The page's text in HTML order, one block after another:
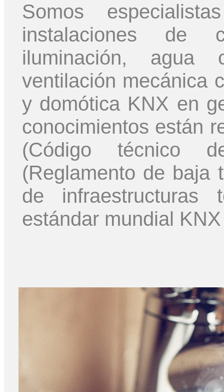
Somos
instalaciones de
iluminación, agua
ventilación mecánica
y domótica KNX en
conocimientos están
(Código técnico
(Reglamento de baja
de infraestructuras
estándar mundial